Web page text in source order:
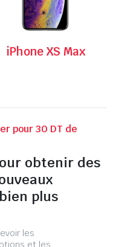
iPhone XS Max
pour 30 DT de
obtenir des
plus
les
et les